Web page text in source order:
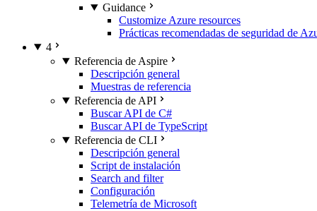
Guidance
Customize Azure resources
Prácticas recomendadas de seguridad de
4
Referencia de Aspire
Descripción general
Muestras de referencia
Referencia de API
Buscar API de C#
Buscar API de TypeScript
Referencia de CLI
Descripción general
Script de instalación
Search and filter
Configuración
Telemetría de Microsoft